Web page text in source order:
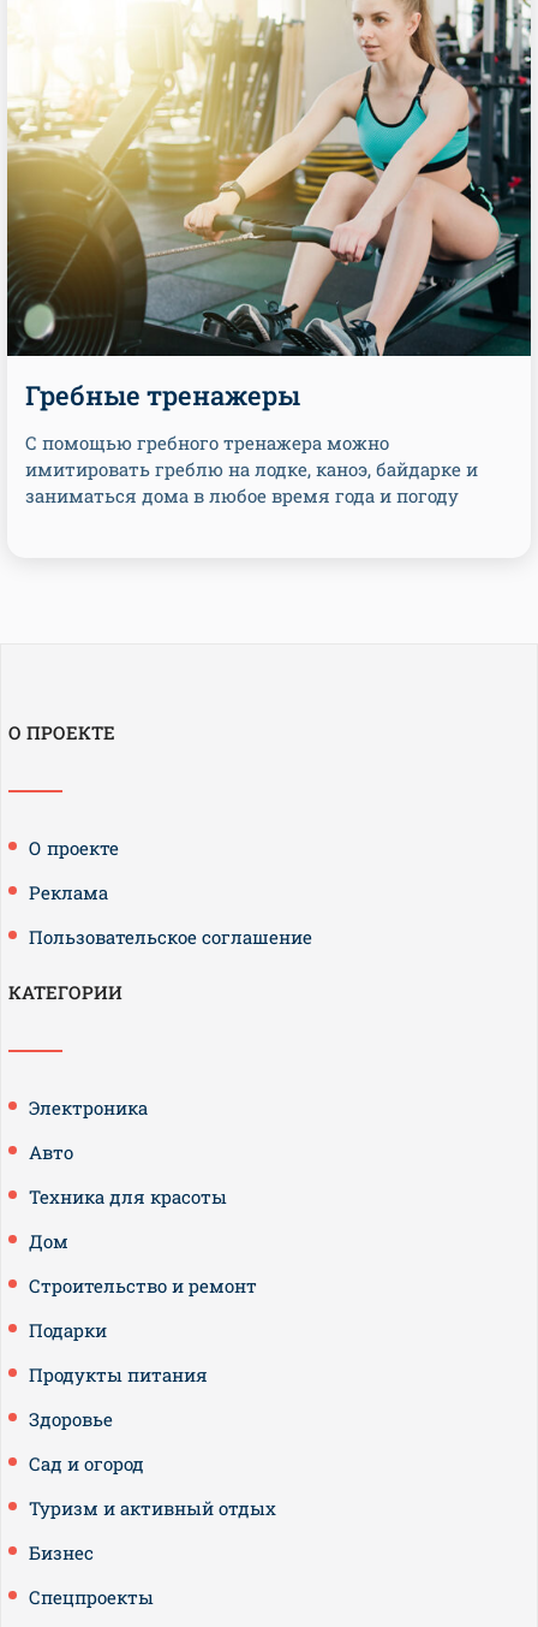
Гребные тренажеры
С помощью гребного тренажера можно
имитировать греблю на лодке, каноэ, байдарке и
заниматься дома в любое время года и погоду
О ПРОЕКТЕ
О проекте
Реклама
Пользовательское соглашение
КАТЕГОРИИ
Электроника
Авто
Техника для красоты
Дом
Строительство и ремонт
Подарки
Продукты питания
Здоровье
Сад и огород
Туризм и активный отдых
Бизнес
Спецпроекты